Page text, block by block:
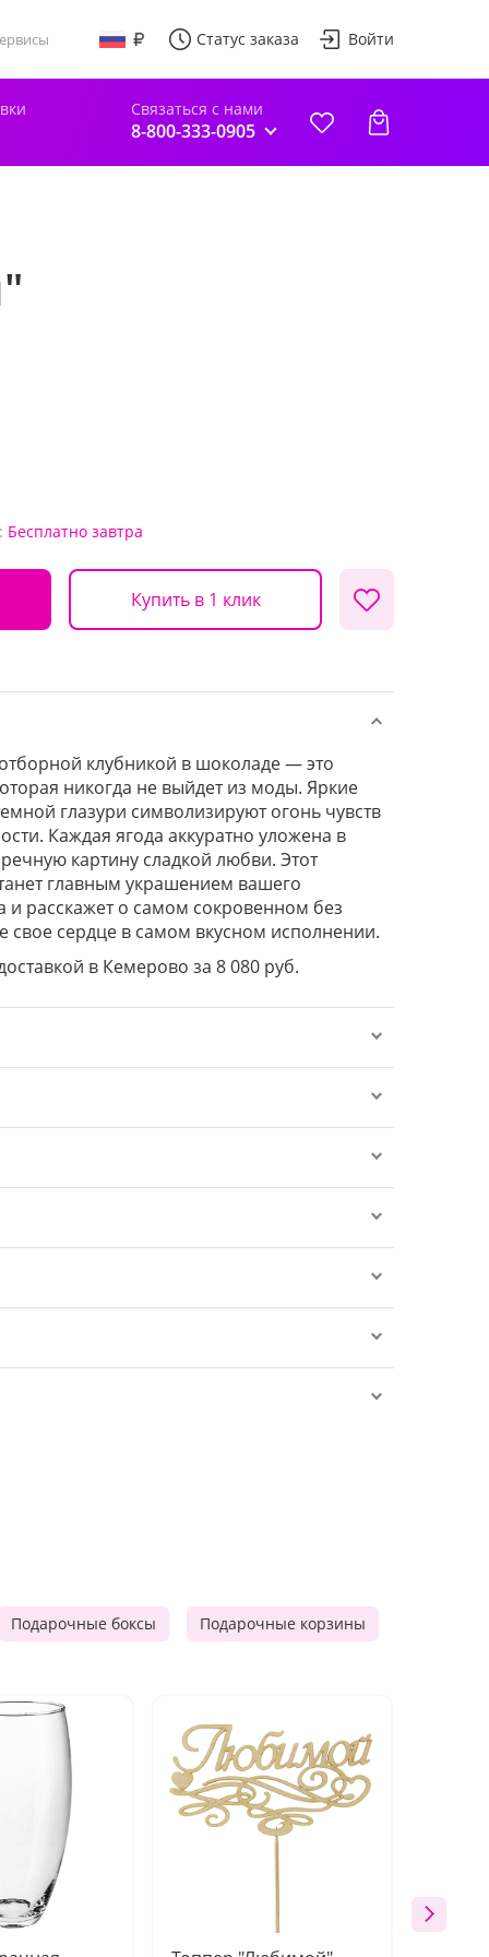
Статус заказа Войти
Связаться с нами
8-800-333-0905
Бесплатно завтра
Купить в 1 клик
клубникой в шоколаде — это
никогда не выйдет из моды. Яркие
глазури символизируют огонь чувств
Каждая ягода аккуратно уложена в
картину сладкой любви. Этот
главным украшением вашего
и расскажет о самом сокровенном без
свое сердце в самом вкусном исполнении.
в Кемерово за 8 080 руб.
Подарочные боксы Подарочные корзины